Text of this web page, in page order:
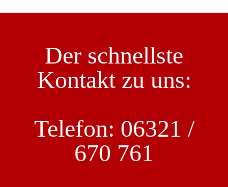
Der schnellste
Kontakt zu uns:
Telefon: 06321 /
670 761